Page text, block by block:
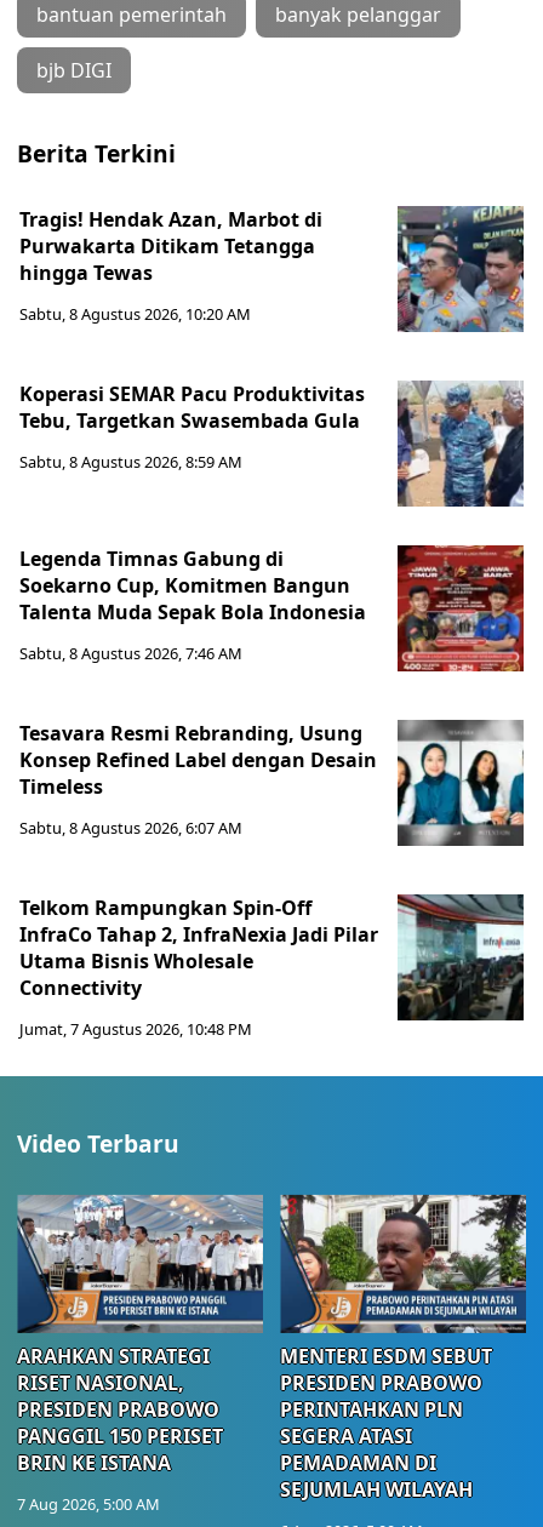
bantuan pemerintah banyak pelanggar
bjb DIGI
Berita Terkini
Tragis! Hendak Azan, Marbot di
Purwakarta Ditikam Tetangga
hingga Tewas
Sabtu, 8 Agustus 2026, 10:20 AM
Koperasi SEMAR Pacu Produktivitas
Tebu, Targetkan Swasembada Gula
Sabtu, 8 Agustus 2026, 8:59 AM
Legenda Timnas Gabung di
Soekarno Cup, Komitmen Bangun
Talenta Muda Sepak Bola Indonesia
Sabtu, 8 Agustus 2026, 7:46 AM
Tesavara Resmi Rebranding, Usung
Konsep Refined Label dengan Desain
Timeless
Sabtu, 8 Agustus 2026, 6:07 AM
Telkom Rampungkan Spin-Off
InfraCo Tahap 2, InfraNexia Jadi Pilar
Utama Bisnis Wholesale
Connectivity
Jumat, 7 Agustus 2026, 10:48 PM
Video Terbaru
ARAHKAN STRATEGI
RISET NASIONAL,
PRESIDEN PRABOWO
PANGGIL 150 PERISET
BRIN KE ISTANA
7 Aug 2026, 5:00 AM
MENTERI ESDM SEBUT
PRESIDEN PRABOWO
PERINTAHKAN PLN
SEGERA ATASI
PEMADAMAN DI
SEJUMLAH WILAYAH